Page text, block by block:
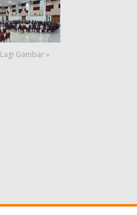
Lagi Gambar »